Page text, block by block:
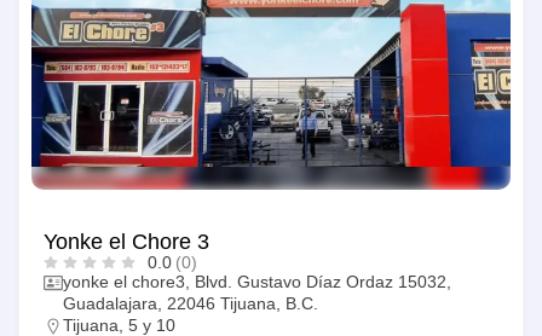
Yonke el Chore 3
0.0 (0)
yonke el chore3, Blvd. Gustavo Díaz Ordaz 15032,
Guadalajara, 22046 Tijuana, B.C.
Tijuana 5 y 10